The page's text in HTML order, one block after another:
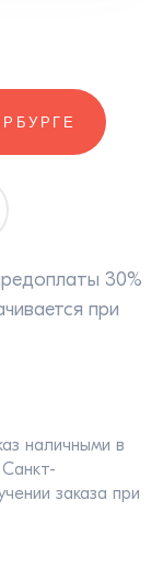
30%
при
наличными в
заказа при
через
банковских
после
счет.